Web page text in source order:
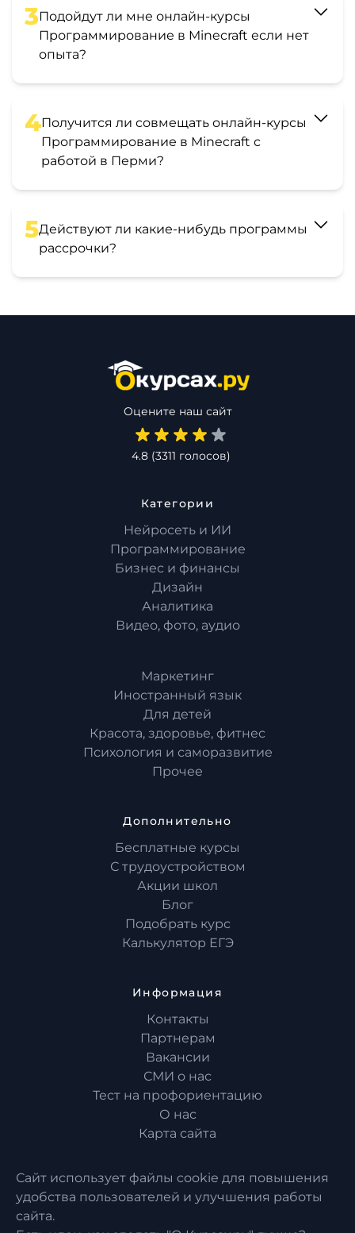
3Подойдут ли мне онлайн-курсы
Программирование в Minecraft если нет
опыта?
4Получится ли совмещать онлайн-курсы
Программирование в Minecraft с
работой в Перми?
5Действуют ли какие-нибудь программы
рассрочки?
Оцените наш сайт
4.8(3311 голосов)
Категории
Нейросеть и ИИ
Программирование
Бизнес и финансы
Дизайн
Аналитика
Видео, фото, аудио
Маркетинг
Иностранный язык
Для детей
Красота, здоровье, фитнес
Психология и саморазвитие
Прочее
Дополнительно
Бесплатные курсы
С трудоустройством
Акции школ
Блог
Подобрать курс
Калькулятор ЕГЭ
Информация
Контакты
Партнерам
Вакансии
СМИ о нас
Тест на профориентацию
О нас
Карта сайта
Сайт использует файлы cookie для повышения
удобства пользователей и улучшения работы
сайта.